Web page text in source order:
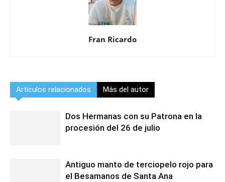
Fran Ricardo
Artículos relacionados Más del autor
Dos Hermanas con su Patrona en la
procesión del 26 de julio
Antiguo manto de terciopelo rojo para
el Besamanos de Santa Ana